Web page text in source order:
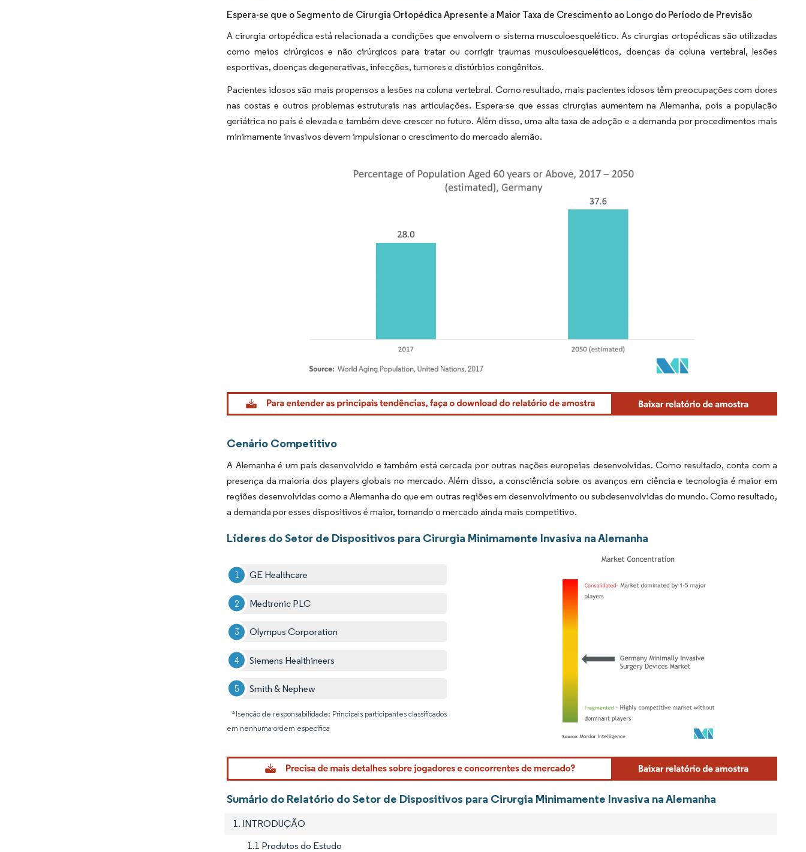
Espera-se que o Segmento de Cirurgia Ortopédica Apresente a Maior Taxa de Crescimento ao Longo do Período de Previsão
A cirurgia ortopédica está relacionada a condições que envolvem o sistema musculoesquelético. As cirurgias ortopédicas são utilizadas
como meios cirúrgicos e não cirúrgicos para tratar ou corrigir traumas musculoesqueléticos, doenças da coluna vertebral, lesões
esportivas, doenças degenerativas, infecções, tumores e distúrbios congênitos.
Pacientes idosos são mais propensos a lesões na coluna vertebral. Como resultado, mais pacientes idosos têm preocupações com dores
nas costas e outros problemas estruturais nas articulações. Espera-se que essas cirurgias aumentem na Alemanha, pois a população
geriátrica no país é elevada e também deve crescer no futuro. Além disso, uma alta taxa de adoção e a demanda por procedimentos mais
minimamente invasivos devem impulsionar o crescimento do mercado alemão.
Imagem © Mordor Intelligence. O reuso requer atribuição conforme CC BY 4.0.
Cenário Competitivo
A Alemanha é um país desenvolvido e também está cercada por outras nações europeias desenvolvidas. Como resultado, conta com a
presença da maioria dos players globais no mercado. Além disso, a consciência sobre os avanços em ciência e tecnologia é maior em
regiões desenvolvidas como a Alemanha do que em outras regiões em desenvolvimento ou subdesenvolvidas do mundo. Como resultado,
a demanda por esses dispositivos é maior, tornando o mercado ainda mais competitivo.
Líderes do Setor de Dispositivos para Cirurgia Minimamente Invasiva na Alemanha
GE Healthcare
Medtronic PLC
Olympus Corporation
Siemens Healthineers
Smith & Nephew
*Isenção de responsabilidade: Principais participantes classificados
em nenhuma ordem específica
Imagem © Mordor Intelligence. O reuso requer atribuição conforme CC BY 4.0.
Sumário do Relatório do Setor de Dispositivos para Cirurgia Minimamente Invasiva na Alemanha
1. INTRODUÇÃO
1.1 Produtos do Estudo